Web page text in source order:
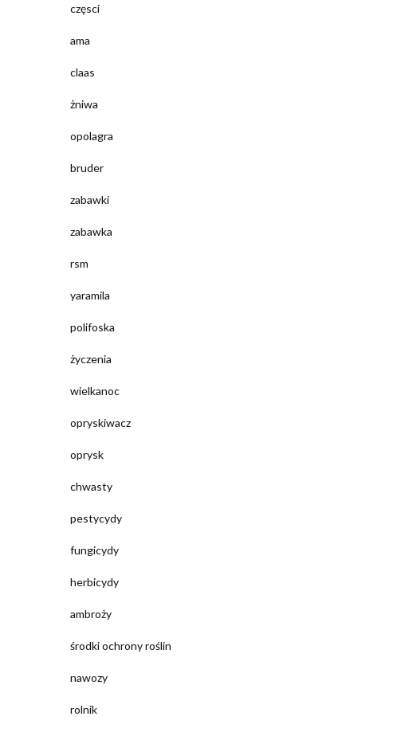
częsci
ama
claas
żniwa
opolagra
bruder
zabawki
zabawka
rsm
yaramila
polifoska
życzenia
wielkanoc
opryskiwacz
oprysk
chwasty
pestycydy
fungicydy
herbicydy
ambroży
środki ochrony roślin
nawozy
rolnik